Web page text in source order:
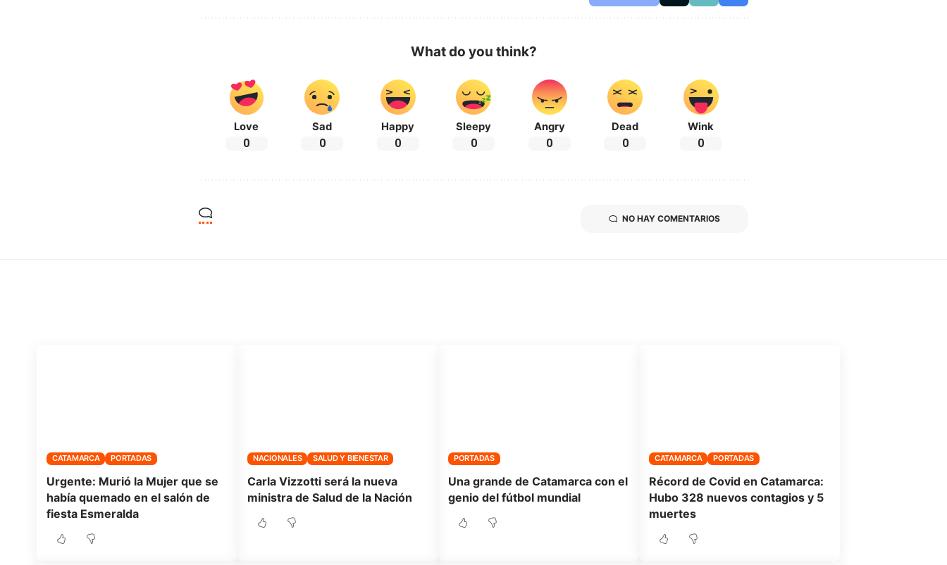
What do you think?
Love
0
Sad
0
Happy
0
Sleepy
0
Angry
0
Dead
0
Wink
0
NO HAY COMENTARIOS
CATAMARCA PORTADAS
Urgente: Murió la Mujer que se
había quemado en el salón de
fiesta Esmeralda
NACIONALES SALUD Y BIENESTAR
Carla Vizzotti será la nueva
ministra de Salud de la Nación
PORTADAS
Una grande de Catamarca con el
genio del fútbol mundial
CATAMARCA PORTADAS
Récord de Covid en Catamarca:
Hubo 328 nuevos contagios y 5
muertes